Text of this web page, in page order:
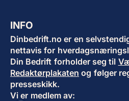
INFO
Dinbedrift.no er en
nettavis for
Din Bedrift forholder seg til
Redaktørplakaten og følger
presseskikk.
Vi er medlem av: